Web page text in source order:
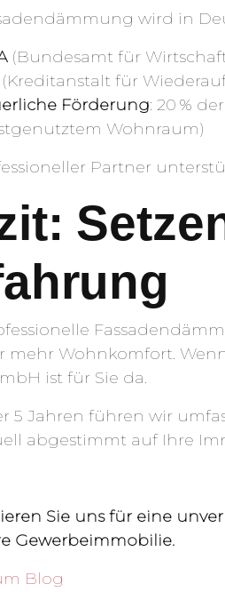
wird in
(Bundesamt für
für
Förderung: 20 %
Wohnraum)
Partner
mehr Wohnkomfort.
ist für Sie da.
5 Jahren führen wir
abgestimmt auf Ihre
Sie uns für eine
Gewerbeimmobilie.
Blog